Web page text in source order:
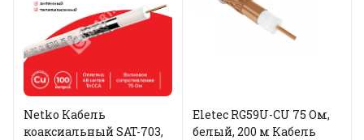
Netko Кабель
коаксиальный SAT-703,
Eletec RG59U-CU 75 Ом,
белый, 200 м Кабель